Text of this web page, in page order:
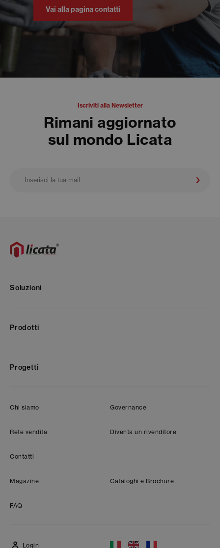
Vai alla pagina contatti
Iscriviti alla Newsletter
Rimani aggiornato
sul mondo Licata
Soluzioni
Prodotti
Progetti
Chi siamo Governance
Rete vendita Diventa un rivenditore
Contatti
Magazine Cataloghi e Brochure
FAQ
Login